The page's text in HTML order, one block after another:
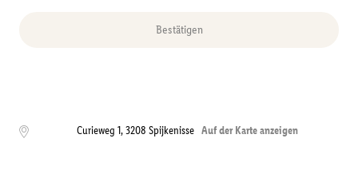
Bestätigen
Curieweg 1,3208 Spijkenisse Auf der Karte anzeigen